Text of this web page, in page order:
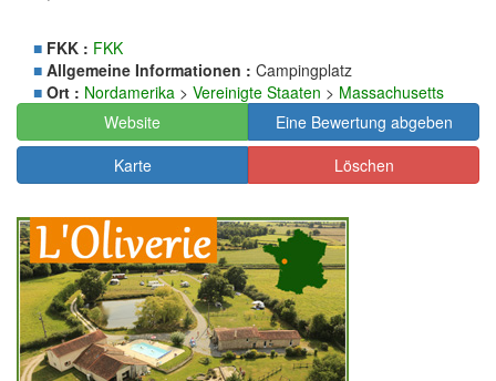
■ FKK : FKK
■ Allgemeine Informationen : Campingplatz
■ Ort : Nordamerika > Vereinigte Staaten > Massachusetts
Website
Eine Bewertung abgeben
Karte
Löschen